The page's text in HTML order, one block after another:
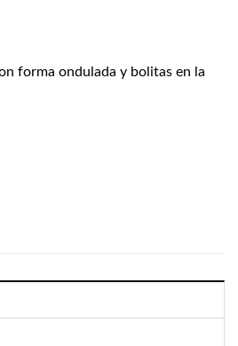
forma ondulada y bolitas en la